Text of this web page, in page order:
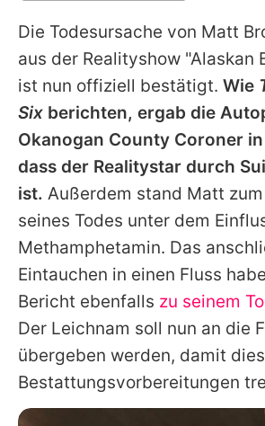
Alle Themen auf
Jobs
App runterladen
Team
Redaktionelle
Impressum
Utiq verwalten
Die Todesursache von Matt
aus der Realityshow "Alaskan
ist nun offiziell bestätigt. Wie
Six berichten, ergab die
Okanogan County Coroner
dass der Realitystar durch
ist. Außerdem stand Matt
seines Todes unter dem
Methamphetamin. Das
Eintauchen in einen Fluss
Bericht ebenfalls zu seinem
Der Leichnam soll nun an die
übergeben werden, damit
Bestattungsvorbereitungen